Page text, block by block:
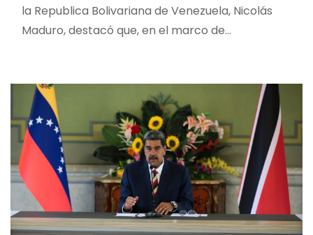
la Republica Bolivariana de Venezuela, Nicolás
Maduro, destacó que, en el marco de…